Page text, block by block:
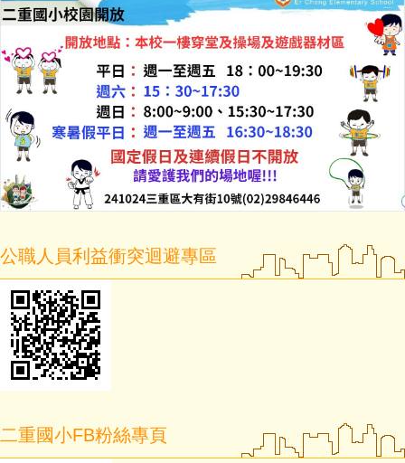
公職人員利益衝突迴避專區
二重國小FB粉絲專頁